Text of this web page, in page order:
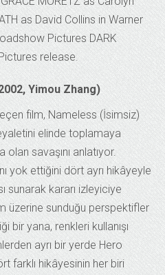
Yimou Zhang)
film, Nameless (İsimsiz)
elinde toplamaya
olan savaşını anlatıyor.
yok ettiğini dört ayrı hikâyeyle
sunarak kararı izleyiciye
üzerine sunduğu perspektifler
bir yana, renkleri kullanışı
ayrı bir yerde Hero
farklı hikâyesinin her biri